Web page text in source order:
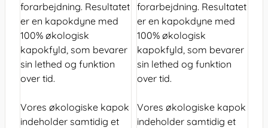
forarbejdning. Resultatet
er en kapokdyne med
100% økologisk
kapokfyld, som bevarer
sin lethed og funktion
over tid.
Vores økologiske kapok
indeholder samtidig et
forarbejdning. Resultatet
er en kapokdyne med
100% økologisk
kapokfyld, som bevarer
sin lethed og funktion
over tid.
Vores økologiske kapok
indeholder samtidig et